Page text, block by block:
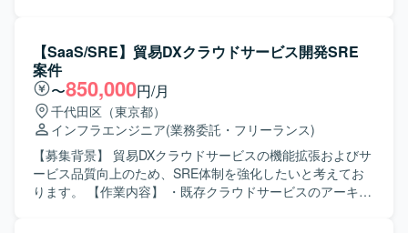
ェア、Pythonによるアプリ開発など、幅広い技術スタック
を実務で扱うことができます。 ・PoCや実証を通じて、ア
ーキテクチャ設計や技術選定にも関与できるため、技術的
な成長機会が多い環境です。 ・ナレッジの整理・文章化を
重視しているため、技術ドキュメント作成や情報発信のス
キルも磨いていただけます。 【開発環境】 ・Kubernetesク
ラスター環境 ・Databricks ・各種ミドルウェア
（PostgreSQL, Redis, MongoDB, Kafka, Mosquitto,
RabbitMQ, Triton Inference Server, elasticsearch, grafana,
技術領域に対して学習意欲を持ち、柔軟にキャッチアップ
いただける方を歓迎いたします。 【ポジションの魅力】 ・
オンプレミス環境からクラウド（AWS）へのリフトアップ
検討に携わることで、インフラ更改およびクラウド移行の
スキルを習得できます。 ・サーバ、DB、ネットワーク、ミ
ドルウェア、ツール改修まで幅広い領域を担当すること
で、インフラエンジニアとしての総合的な経験を積むこと
ができます。 ・顧客との検討会を通じて上流工程や調整ス
キルも身につけることができます。 【開発環境】 ・仮想化
の魅力】 インフラ基盤領域において幅広い工程に関わるこ
とで、スキルの向上が期待できるポジションです。 【開発
環境】 インフラ基盤環境に応じたサーバやネットワーク機
器、クラウドサービスなどを利用いたします。
【SaaS/SRE】貿易DXクラウドサービス開発SRE
案件
〜850,000円/月
千代田区（東京都）
インフラエンジニア(業務委託・フリーランス)
【募集背景】 貿易DXクラウドサービスの機能拡張およびサ
ービス品質向上のため、SRE体制を強化したいと考えてお
ります。 【作業内容】 ・既存クラウドサービスのアーキテ